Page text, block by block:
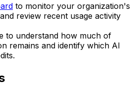
to monitor your organization's
review recent usage activity
to understand how much of
remains and identify which AI